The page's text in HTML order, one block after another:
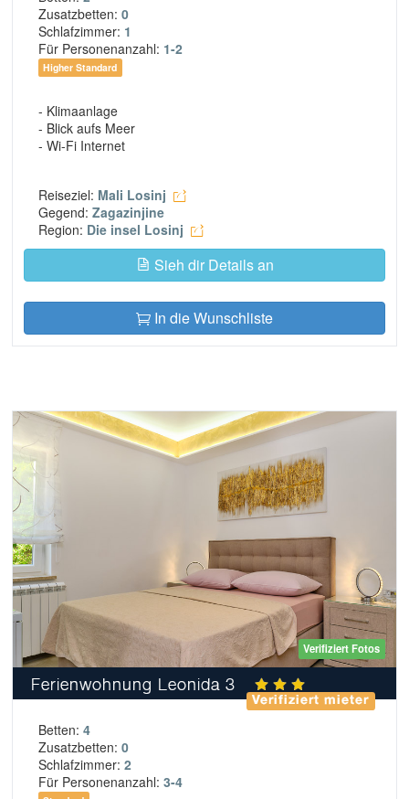
Zusatzbetten: 0
Schlafzimmer: 1
Für Personenanzahl: 1-2
Higher Standard
- Klimaanlage
- Blick aufs Meer
- Wi-Fi Internet
Reiseziel: Mali Losinj
Gegend: Zagazinjine
Region: Die insel Losinj
Sieh dir Details an
In die Wunschliste
Verifiziert Fotos
Ferienwohnung Leonida 3
Verifiziert mieter
Betten: 4
Zusatzbetten: 0
Schlafzimmer: 2
Für Personenanzahl: 3-4